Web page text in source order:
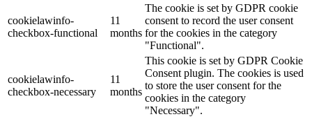
cookielawinfo-
checkbox-functional
11
months
The cookie is set by GDPR cookie
consent to record the user consent
for the cookies in the category
"Functional".
cookielawinfo-
checkbox-necessary
11
months
This cookie is set by GDPR Cookie
Consent plugin. The cookies is used
to store the user consent for the
cookies in the category
"Necessary".